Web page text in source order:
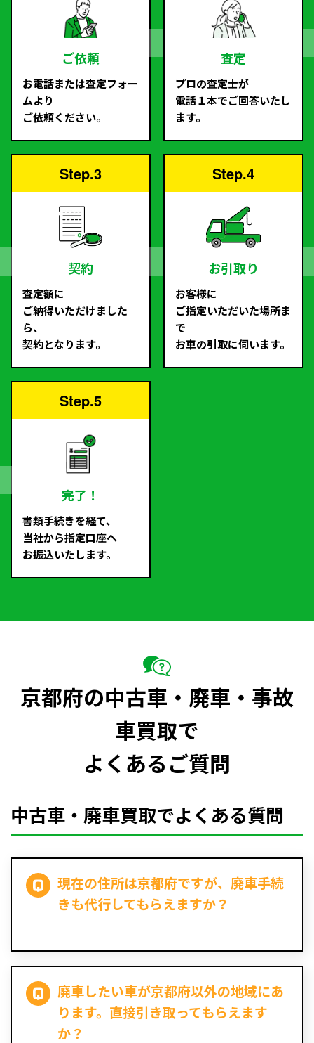
ご依頼
お電話または査定フォー
ムより
ご依頼ください。
査定
プロの査定士が
電話１本でご回答いたし
ます。
Step.3
契約
査定額に
ご納得いただけました
ら、
契約となります。
Step.4
お引取り
お客様に
ご指定いただいた場所ま
で
お車の引取に伺います。
Step.5
完了！
書類手続きを経て、
当社から指定口座へ
お振込いたします。
京都府の中古車・廃車・事故
車買取で
よくあるご質問
中古車・廃車買取でよくある質問
現在の住所は京都府ですが、廃車手続
きも代行してもらえますか？
廃車したい車が京都府以外の地域にあ
ります。直接引き取ってもらえます
か？